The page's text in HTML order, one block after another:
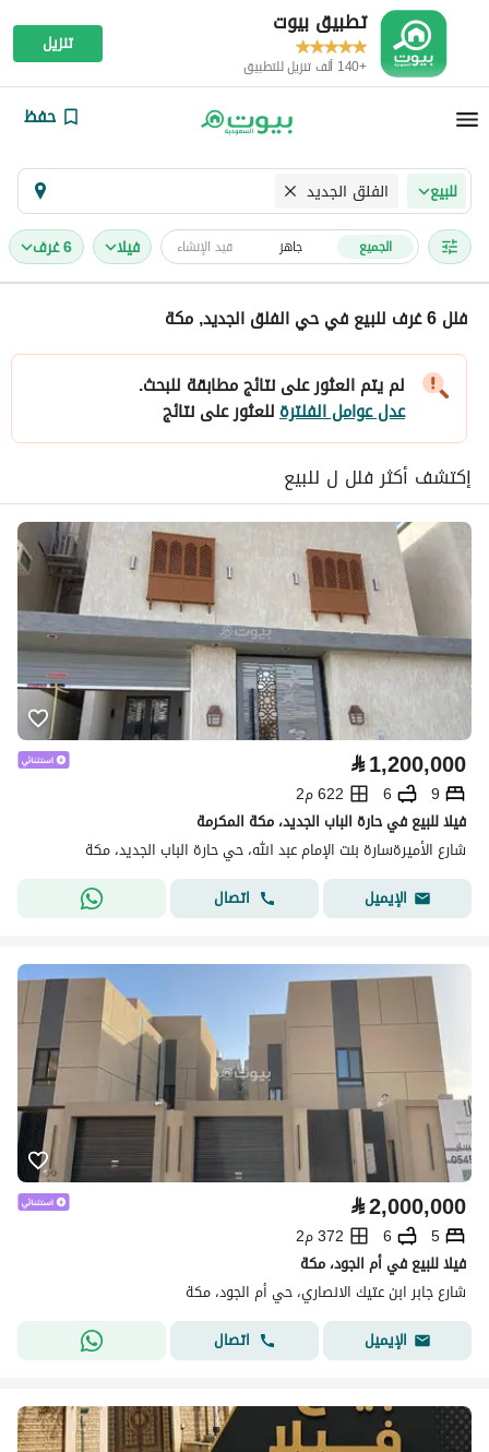
تطبيق بيوت
+140 ألف تنزيل للتطبيق
تنزيل
حفظ
للبيع الفلق الجديد
الجميع جاهز قيد الإنشاء فیلا 6 غرف
فلل 6 غرف للبيع في حي الفلق الجديد, مكة
لم يتم العثور على نتائج مطابقة للبحث.
عدل عوامل الفلترةللعثور على نتائج
إكتشف أكثر فلل ل للبيع
⃁1,200,000
9
6
622 م2
فيلا للبيع في حارة الباب الجديد، مكة المكرمة
شارع الأميرةسارة بنت الإمام عبد الله، حي حارة الباب الجديد، مكة
الإيميل
اتصال
⃁2,000,000
5
6
372 م2
فيلا للبيع في أم الجود، مكة
شارع جابر ابن عتيك الانصاري، حي أم الجود، مكة
الإيميل
اتصال